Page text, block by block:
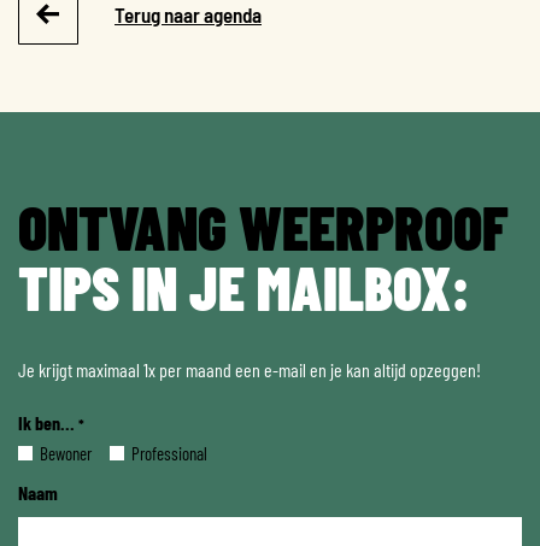
Terug naar agenda
ONTVANG WEERPROOF
TIPS IN JE MAILBOX:
Je krijgt maximaal 1x per maand een e-mail en je kan altijd opzeggen!
Ik ben... *
Bewoner Professional
Naam